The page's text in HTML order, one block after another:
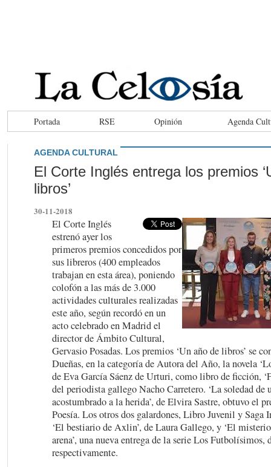
Portada RSE Opinión Agenda
AGENDA CULTURAL
El Corte Inglés entrega los premios
libros’
30-11-2018
El Corte Inglés
estrenó ayer los
primeros premios concedidos por
sus libreros (400 empleados
trabajan en esta área), poniendo
colofón a las más de 3.000
actividades culturales realizadas
este año, según recordó en un
acto celebrado en Madrid el
director de Ámbito Cultural,
Gervasio Posadas. Los premios ‘Un año de libros’ se
Dueñas, en la categoría de Autora del Año, la novela
de Eva García Sáenz de Urturi, como libro de ficción,
del periodista gallego Nacho Carretero. ‘La soledad de
acostumbrado a la herida’, de Elvira Sastre, obtuvo el
Poesía. Los otros dos galardones, Libro Juvenil y Saga
‘El bestiario de Axlin’, de Laura Gallego, y ‘El
arena’, una nueva entrega de la serie Los Futbolísimos,
respectivamente.